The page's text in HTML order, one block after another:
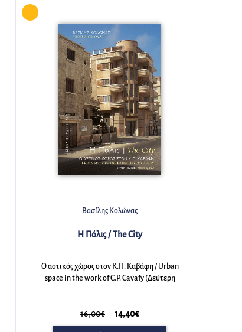
Corinne Ondine Pache
Όμηρος, ένα εγχειρίδιο
The Cambridge Guide to Homer. Με τα πλήρη
αρχαία κείμενα.
85,00€ 76,50€